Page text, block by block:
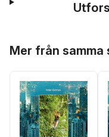
Mer från samma